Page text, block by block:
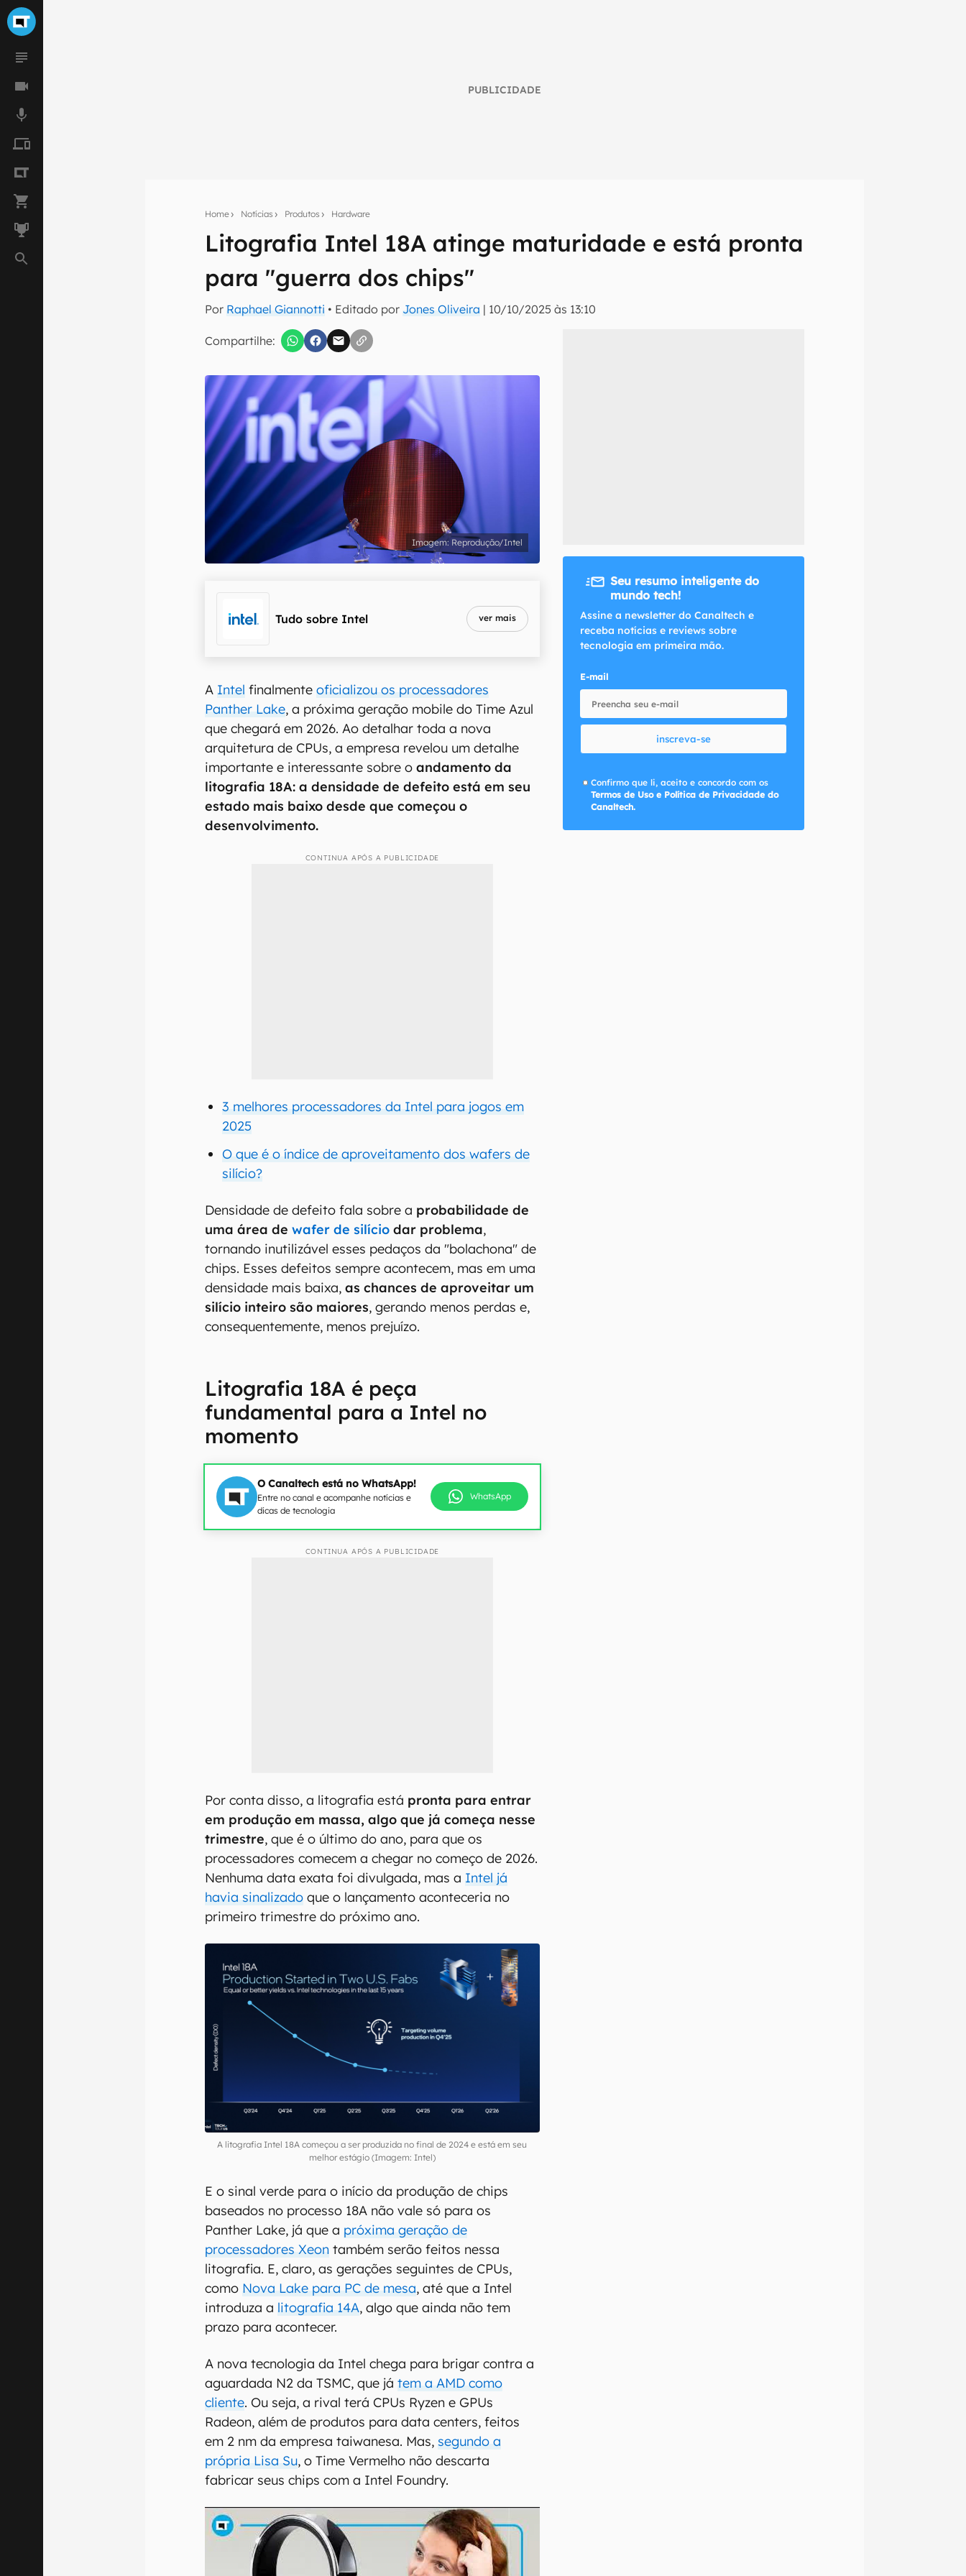
PUBLICIDADE
Home Notícias Produtos Hardware
Litografia Intel 18A atinge maturidade e está pronta
para "guerra dos chips"
Por Raphael Giannotti • Editado por Jones Oliveira | 10/10/2025 às 13:10
Compartilhe:
Seu resumo inteligente do mundo tech!
Assine a newsletter do Canaltech e receba notícias e reviews sobre tecnologia em primeira
mão.
E-mail
inscreva-se
Confirmo que li, aceito e concordo com os
Reprodução/Intel
Tudo sobre Intel ver mais
A Intel finalmenteoficializou os processadores
Panther Lake, a próxima geração mobile do Time Azul
que chegará em 2026. Ao detalhar toda a nova
arquitetura de CPUs, a empresa revelou um detalhe
importante e interessante sobre oandamento da
litografia 18A: a densidade de defeito está em seu
estado mais baixo desde que começou o
desenvolvimento.
CONTINUA APÓS A PUBLICIDADE
3 melhores processadores da Intel para jogos em
2025
O que é o índice de aproveitamento dos wafers de
silício?
Densidade de defeito fala sobre a probabilidade de
uma área dewafer de silíciodar problema,
tornando inutilizável esses pedaços da "bolachona" de
chips. Esses defeitos sempre acontecem, mas em uma
densidade mais baixa,as chances de aproveitar um
silício inteiro são maiores, gerando menos perdas e,
consequentemente, menos prejuízo.
Litografia 18A é peça
fundamental para a Intel no
momento
O Canaltech está no WhatsApp!
Entre no canal e acompanhe notícias e
dicas de tecnologia
WhatsApp
CONTINUA APÓS A PUBLICIDADE
Por conta disso, a litografia está pronta para entrar
em produção em massa, algo que já começa nesse
trimestre, que é o último do ano, para que os
processadores comecem a chegar no começo de 2026.
Nenhuma data exata foi divulgada, mas a Intel já
havia sinalizado que o lançamento aconteceria no
primeiro trimestre do próximo ano.
A litografia Intel 18A começou a ser produzida no final de 2024 e está em seu
melhor estágio (Imagem: Intel)
E o sinal verde para o início da produção de chips
baseados no processo 18A não vale só para os
Panther Lake, já que a próxima geração de
processadores Xeon também serão feitos nessa
litografia. E, claro, as gerações seguintes de CPUs,
como Nova Lake para PC de mesa, até que a Intel
introduza a litografia 14A, algo que ainda não tem
prazo para acontecer.
A nova tecnologia da Intel chega para brigar contra a
aguardada N2 da TSMC, que játem a AMD como
cliente. Ou seja, a rival terá CPUs Ryzen e GPUs
Radeon, além de produtos para data centers, feitos
em 2 nm da empresa taiwanesa. Mas,segundo a
própria Lisa Su, o Time Vermelho não descarta
fabricar seus chips com a Intel Foundry.
Seu resumo inteligente do
mundo tech!
Assine a newsletter do Canaltech e
receba notícias e reviews sobre
tecnologia em primeira mão.
E-mail
inscreva-se
Confirmo que li, aceito e concordo com os
Termos de Uso e Política de Privacidade do
Canaltech.